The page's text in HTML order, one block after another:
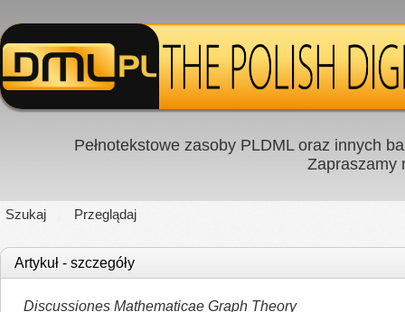
Pełnotekstowe zasoby PLDML oraz innych
Zapraszamy
Szukaj Przeglądaj
Artykuł - szczegóły
Discussiones Mathematicae Graph Theory